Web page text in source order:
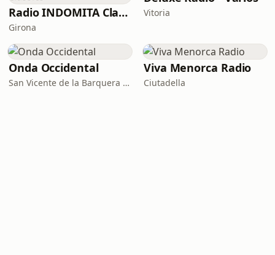
Radio INDOMITA Classics
Girona
Vitoria
Onda Occidental
San Vicente de la Barquera · 92.2-107.7 FM
Viva Menorca Radio
Ciutadella